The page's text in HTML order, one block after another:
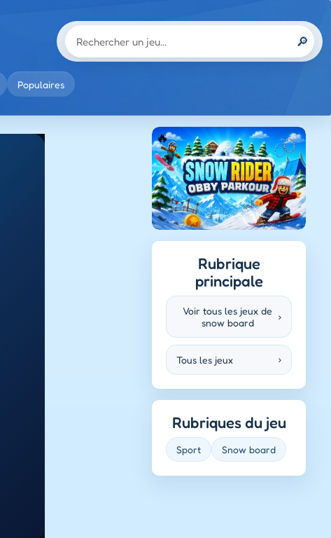
🔎
Populaires
Rubrique
principale
Voir tous les jeux de
snow board
›
Tous les jeux ›
Rubriques du jeu
Sport Snow board